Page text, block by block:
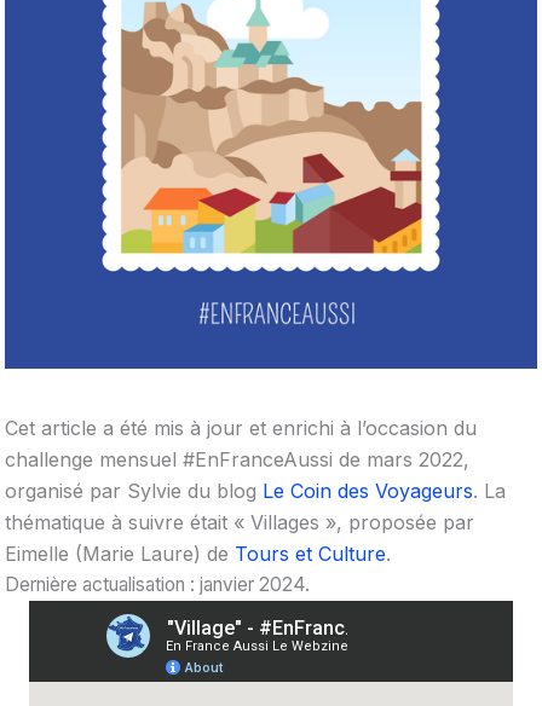
Cet article a été mis à jour et enrichi à l’occasion du
challenge mensuel #EnFranceAussi de mars 2022,
organisé par Sylvie du blog Le Coin des Voyageurs. La
thématique à suivre était « Villages », proposée par
Eimelle (Marie Laure) de Tours et Culture.
Dernière actualisation : janvier 2024.